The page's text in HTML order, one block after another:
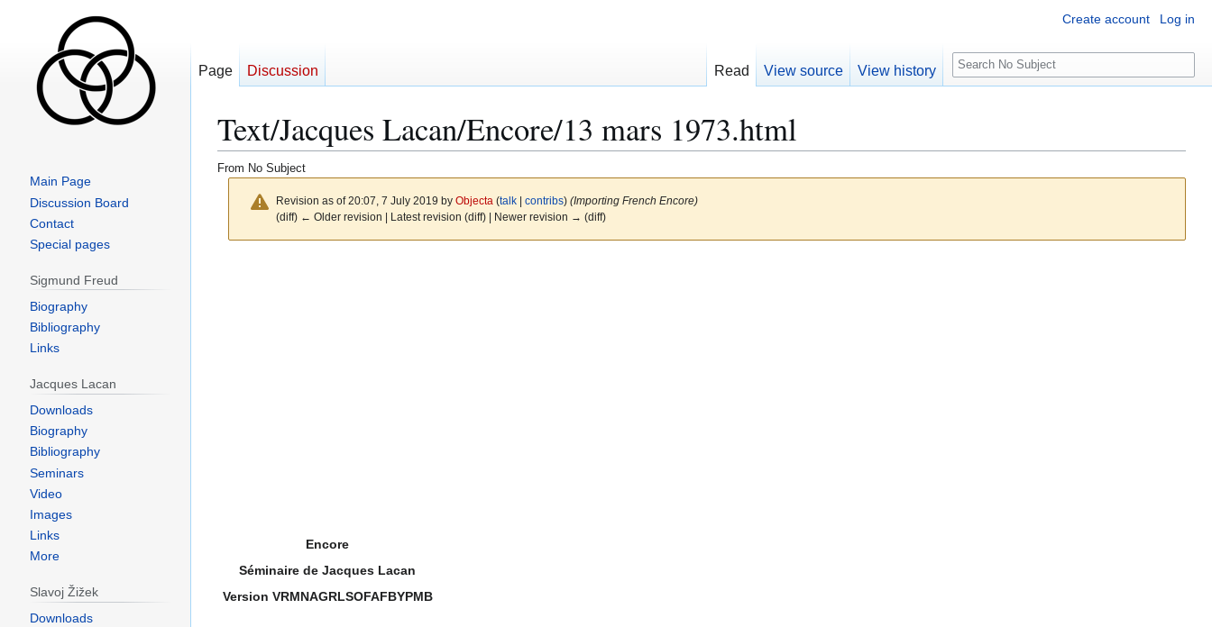
Text/Jacques Lacan/Encore/13 mars 1973.html
From No Subject
Revision as of 20:07, 7 July 2019 by Objecta (talk| contribs) (Importing French Encore)
(diff) ← Older revision | Latest revision (diff) | Newer revision → (diff)
navigation
search
Encore
Séminaire de Jacques Lacan
Version VRMNAGRLSOFAFBYPMB
Create account Log in
Page Discussion Read View source View history
S
e
c
h
Main Page
Discussion Board
Contact
Special pages
Sigmund Freud
Biography
Bibliography
Links
Jacques Lacan
Downloads
Biography
Bibliography
Seminars
Video
Images
Links
More
Slavoj Žižek
Downloads